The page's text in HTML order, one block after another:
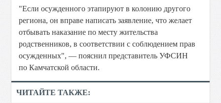
"Если осужденного этапируют в колонию другого
региона, он вправе написать заявление, что желает
отбывать наказание по месту жительства
родственников, в соответствии с соблюдением прав
осужденных", — пояснил представитель УФСИН
по Камчатской области.
ЧИТАЙТЕ ТАКЖЕ: